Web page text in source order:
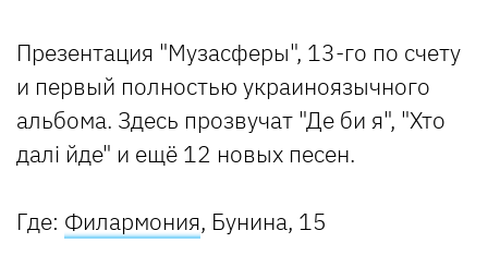
Презентация "Музасферы", 13-го по счету
и первый полностью украиноязычного
альбома. Здесь прозвучат "Де би я", "Хто
далі йде" и ещё 12 новых песен.
Где: Филармония, Бунина, 15